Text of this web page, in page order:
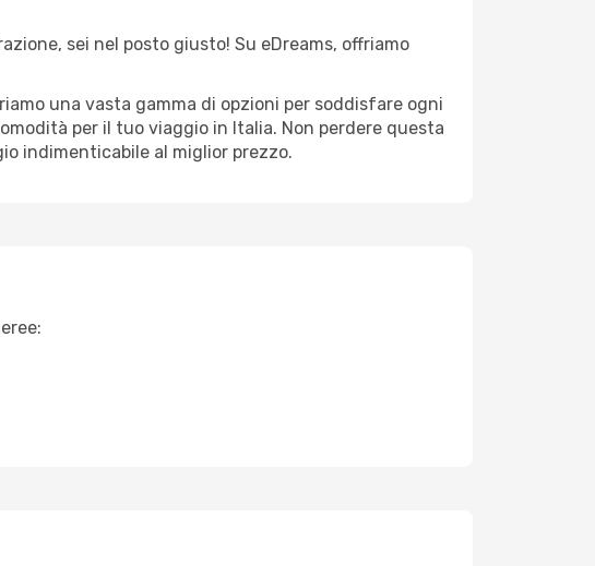
sei nel posto giusto! Su eDreams, offriamo
una vasta gamma di opzioni per soddisfare ogni
per il tuo viaggio in Italia. Non perdere questa
indimenticabile al miglior prezzo.